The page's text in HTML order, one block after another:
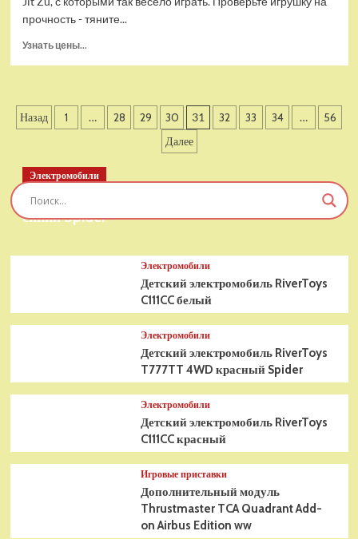
прочность - тяните...
Узнать цены...
игрушка
Гуджитсу
Пауэр
Пагинация
Назад 1 … 28 29 30 31 32 33 34 …
56
Далее
Электромобили
Детский электромобиль RiverToys T777TT 4WD
синий Spider
Электромобили
Детский электромобиль RiverToys
C111CC белый
Электромобили
Детский электромобиль RiverToys
T777TT 4WD красный Spider
Электромобили
Детский электромобиль RiverToys
C111CC красный
Игровые приставки
Дополнительный модуль
Thrustmaster TCA Quadrant Add-
on Airbus Edition ww